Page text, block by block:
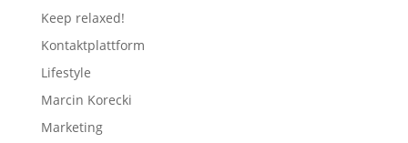
Keep relaxed!
Kontaktplattform
Lifestyle
Marcin Korecki
Marketing